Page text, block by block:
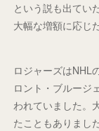
という説も出てい
大幅な増額に応じ
ロジャーズはNHL
ロント・ブルージ
われていました。
たこともありまし